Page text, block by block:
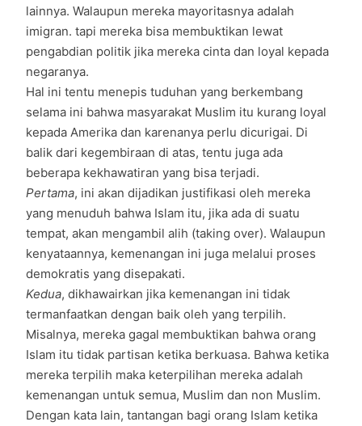
lainnya. Walaupun mereka mayoritasnya adalah
imigran. tapi mereka bisa membuktikan lewat
pengabdian politik jika mereka cinta dan loyal kepada
negaranya.
Hal ini tentu menepis tuduhan yang berkembang
selama ini bahwa masyarakat Muslim itu kurang loyal
kepada Amerika dan karenanya perlu dicurigai. Di
balik dari kegembiraan di atas, tentu juga ada
beberapa kekhawatiran yang bisa terjadi.
Pertama, ini akan dijadikan justifikasi oleh mereka
yang menuduh bahwa Islam itu, jika ada di suatu
tempat, akan mengambil alih (taking over). Walaupun
kenyataannya, kemenangan ini juga melalui proses
demokratis yang disepakati.
Kedua, dikhawairkan jika kemenangan ini tidak
termanfaatkan dengan baik oleh yang terpilih.
Misalnya, mereka gagal membuktikan bahwa orang
Islam itu tidak partisan ketika berkuasa. Bahwa ketika
mereka terpilih maka keterpilihan mereka adalah
kemenangan untuk semua, Muslim dan non Muslim.
Dengan kata lain, tantangan bagi orang Islam ketika